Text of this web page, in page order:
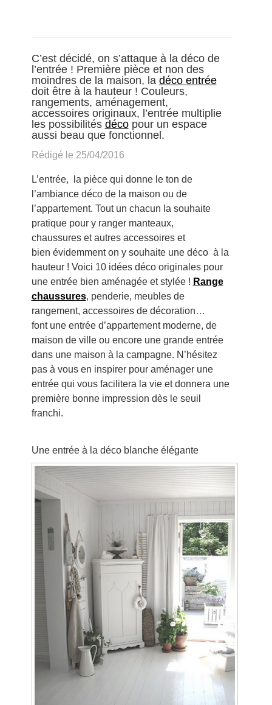
C’est décidé, on s’attaque à la déco de
l’entrée ! Première pièce et non des
moindres de la maison, la déco entrée
doit être à la hauteur ! Couleurs,
rangements, aménagement,
accessoires originaux, l’entrée multiplie
les possibilités décopour un espace
aussi beau que fonctionnel.
Rédigé le 25/04/2016
L’entrée, la pièce qui donne le ton de
l’ambiance déco de la maison ou de
l’appartement. Tout un chacun la souhaite
pratique pour y ranger manteaux,
chaussures et autres accessoires et
bien évidemment on y souhaite une déco à la
hauteur ! Voici 10 idées déco originales pour
une entrée bien aménagée et stylée ! Range
chaussures, penderie, meubles de
rangement, accessoires de décoration…
font une entrée d’appartement moderne, de
maison de ville ou encore une grande entrée
dans une maison à la campagne. N’hésitez
pas à vous en inspirer pour aménager une
entrée qui vous facilitera la vie et donnera une
première bonne impression dès le seuil
franchi.
Une entrée à la déco blanche élégante